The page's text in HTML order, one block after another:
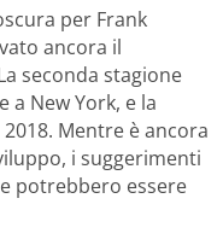
per Frank
ancora il
seconda stagione
a New York, e la
Mentre è ancora
i suggerimenti
potrebbero essere